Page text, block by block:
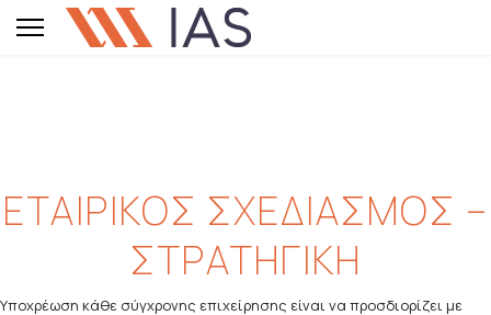
ΕΤΑΙΡΙΚΟΣ ΣΧΕΔΙΑΣΜΟΣ –
ΣΤΡΑΤΗΓΙΚΗ
Υποχρέωση κάθε σύγχρονης επιχείρησης είναι να προσδιορίζει με